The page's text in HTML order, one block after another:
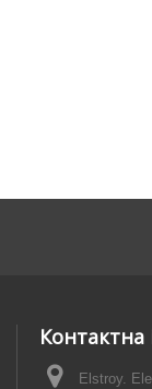
Контактна
Elstroy.